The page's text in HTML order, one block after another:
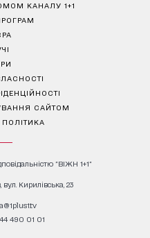
КАНАЛУ 1+1
САЙТОМ
"ВІЖН 1+1"
Кирилівська, 23
490 01 01